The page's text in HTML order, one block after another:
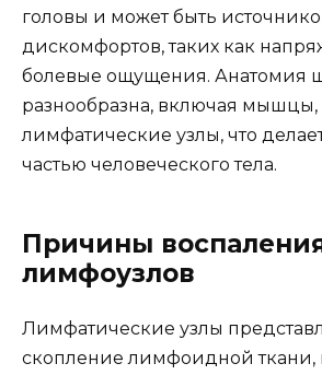
головы и может быть
дискомфортов, таких как
болевые ощущения. Анатомия
разнообразна, включая мышцы,
лимфатические узлы, что
частью человеческого тела.
Причины
лимфоузлов
Лимфатические узлы
скопление лимфоидной ткани,